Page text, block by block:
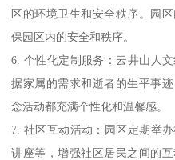
区的环境卫生和安全秩序。园
保园区内的安全和秩序。
6. 个性化定制服务：云井山人
据家属的需求和逝者的生平事
念活动都充满个性化和温馨感。
7. 社区互动活动：园区定期举
讲座等，增强社区居民之间的